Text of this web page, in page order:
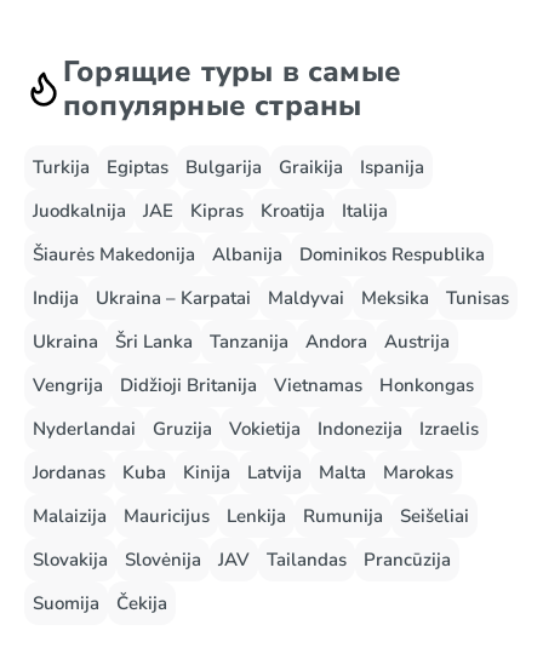
Горящие туры в самые
популярные страны
Turkija Egiptas Bulgarija Graikija
Ispanija
Juodkalnija
JAE Kipras Kroatija
Italija
Šiaurės Makedonija
Albanija
Dominikos Respublika
Indija
Ukraina – Karpatai Maldyvai Meksika
Tunisas
Ukraina
Šri Lanka Tanzanija Andora
Austrija
Vengrija
Didžioji Britanija Vietnamas
Honkongas
Nyderlandai
Gruzija Vokietija Indonezija
Izraelis
Jordanas
Kuba Kinija Latvija Malta
Marokas
Malaizija
Mauricijus Lenkija Rumunija
Seišeliai
Slovakija
Slovėnija JAV Tailandas
Prancūzija
Suomija
Čekija